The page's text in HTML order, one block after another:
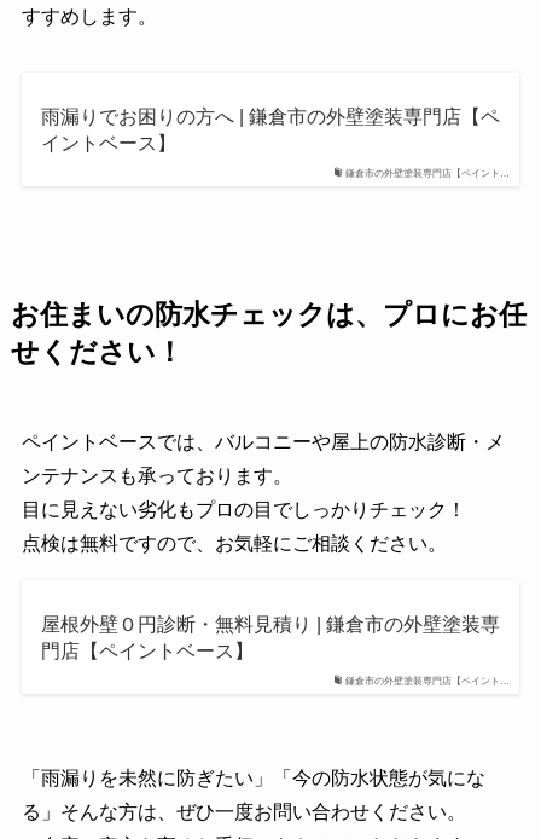
すすめします。
鎌倉市の外壁塗装専門店【ペイント…
雨漏りでお困りの方へ | 鎌倉市の外壁塗装専門店【ペ
イントベース】
お住まいの防水チェックは、プロにお任
せください！
ペイントベースでは、バルコニーや屋上の防水診断・メ
ンテナンスも承っております。
目に見えない劣化もプロの目でしっかりチェック！
点検は無料ですので、お気軽にご相談ください。
鎌倉市の外壁塗装専門店【ペイント…
屋根外壁０円診断・無料⾒積り | 鎌倉市の外壁塗装専
門店【ペイントベース】
「雨漏りを未然に防ぎたい」「今の防水状態が気にな
る」そんな方は、ぜひ一度お問い合わせください。